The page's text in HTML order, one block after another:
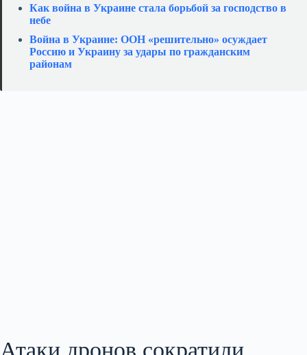
Как война в Украине стала борьбой за господство в
небе
Война в Украине: ООН «решительно» осуждает
Россию и Украину за удары по гражданским
районам